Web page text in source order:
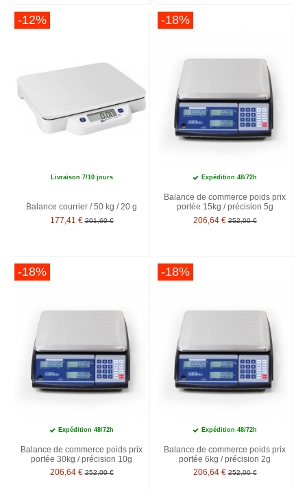
-12%
Livraison 7/10 jours
Balance courrier / 50 kg / 20 g
177,41 € 201,60 €
-18%
Expédition 48/72h
Balance de commerce poids prix
portée 15kg / précision 5g
206,64 € 252,00 €
-18%
Expédition 48/72h
Balance de commerce poids prix
portée 30kg / précision 10g
206,64 € 252,00 €
-18%
Expédition 48/72h
Balance de commerce poids prix
portée 6kg / précision 2g
206,64 € 252,00 €